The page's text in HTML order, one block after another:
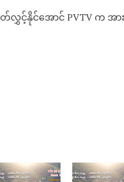
တ်လွှင့်နိုင်အောင် PVTV က